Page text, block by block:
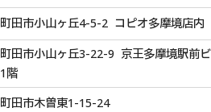
町田市小山ヶ丘4-5-2 コピオ多摩境店内
町田市小山ヶ丘3-22-9 京王多摩境駅前
1階
町田市木曽東1-15-24